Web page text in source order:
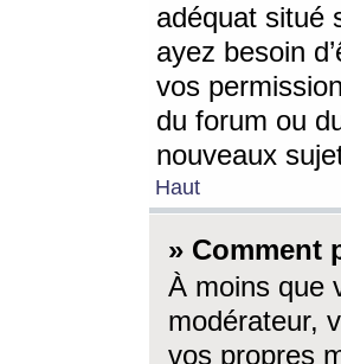
adéquat situé
ayez besoin
vos
du forum ou
nouveaux
Haut
» Comment
À moins que
modérateur,
vos propres